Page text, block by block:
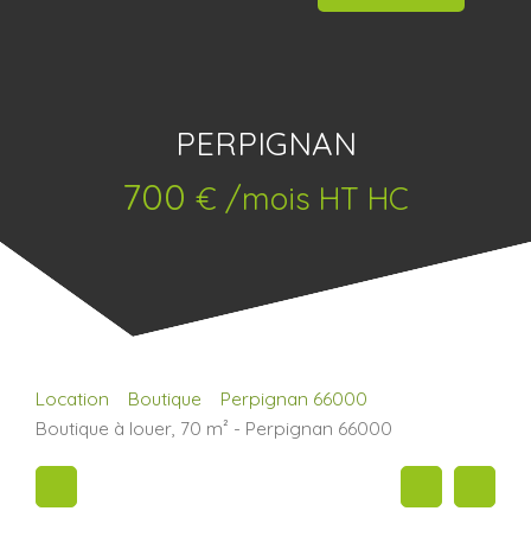
PERPIGNAN
700 € /mois HT HC
Location Boutique
Perpignan 66000
Boutique à louer, 70 m² - Perpignan 66000